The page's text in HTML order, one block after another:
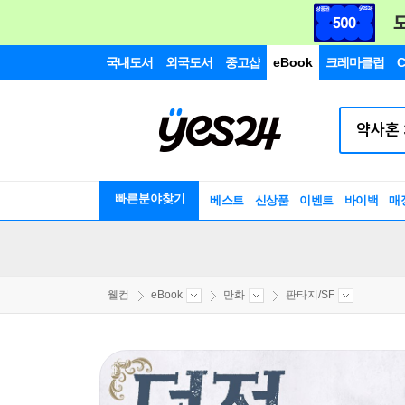
국내도서 외국도서 중고샵 eBook 크레마클럽
빠른분야찾기 베스트 신상품 이벤트 바이백 매
웰컴 eBook 만화 판타지/SF